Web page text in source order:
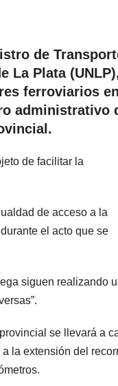
de
La Plata
ferroviarios
administrativo
de facilitar la
de acceso a la
el acto que se
siguen realizando
se llevará a
la extensión del